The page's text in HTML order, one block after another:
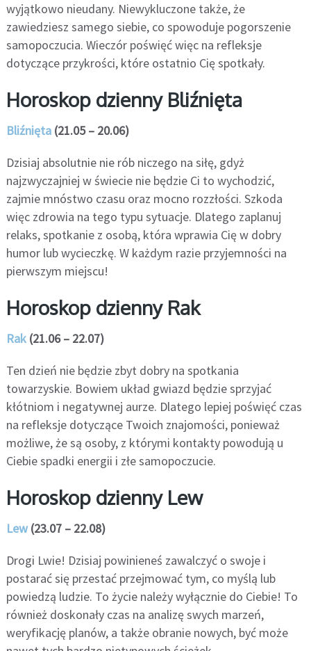
wyjątkowo nieudany. Niewykluczone także, że
zawiedziesz samego siebie, co spowoduje pogorszenie
samopoczucia. Wieczór poświęć więc na refleksje
dotyczące przykrości, które ostatnio Cię spotkały.
Horoskop dzienny Bliźnięta
Bliźnięta(21.05 – 20.06)
Dzisiaj absolutnie nie rób niczego na siłę, gdyż
najzwyczajniej w świecie nie będzie Ci to wychodzić,
zajmie mnóstwo czasu oraz mocno rozzłości. Szkoda
więc zdrowia na tego typu sytuacje. Dlatego zaplanuj
relaks, spotkanie z osobą, która wprawia Cię w dobry
humor lub wycieczkę. W każdym razie przyjemności na
pierwszym miejscu!
Horoskop dzienny Rak
Rak(21.06 – 22.07)
Ten dzień nie będzie zbyt dobry na spotkania
towarzyskie. Bowiem układ gwiazd będzie sprzyjać
kłótniom i negatywnej aurze. Dlatego lepiej poświęć czas
na refleksje dotyczące Twoich znajomości, ponieważ
możliwe, że są osoby, z którymi kontakty powodują u
Ciebie spadki energii i złe samopoczucie.
Horoskop dzienny Lew
Lew(23.07 – 22.08)
Drogi Lwie! Dzisiaj powinieneś zawalczyć o swoje i
postarać się przestać przejmować tym, co myślą lub
powiedzą ludzie. To życie należy wyłącznie do Ciebie! To
również doskonały czas na analizę swych marzeń,
weryfikację planów, a także obranie nowych, być może